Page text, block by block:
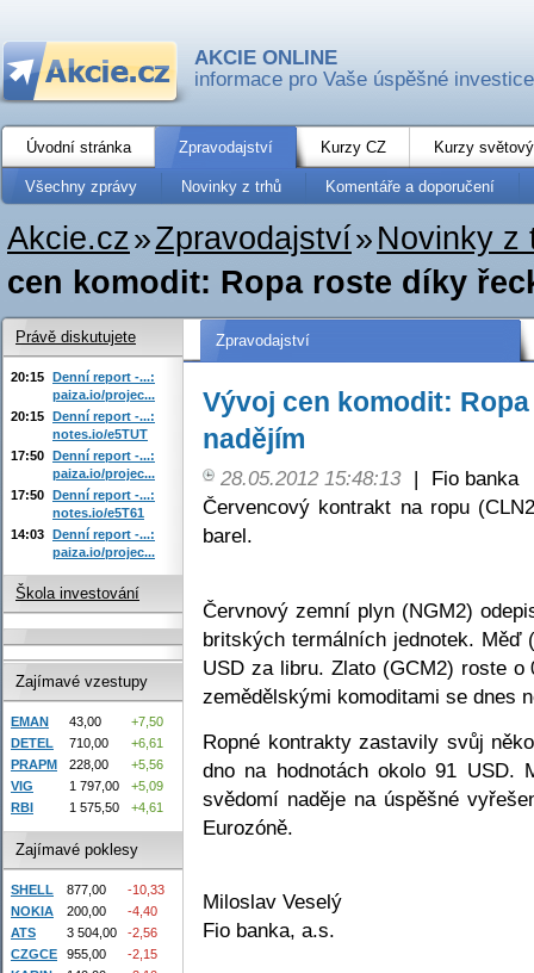
AKCIE ONLINE
informace pro Vaše úspěšné investice
Úvodní stránka Zpravodajství Kurzy CZ Kurzy
Všechny zprávy Novinky z trhů Komentáře a doporučení
Akcie.cz»Zpravodajství» Novinky z
cen komodit: Ropa roste díky
Zpravodajství
Vývoj cen komodit:
nadějím
28.05.2012 15:48:13 |
Fio banka
Červencový kontrakt na ropu
barel.
Červnový zemní plyn (NGM2)
britských termálních jednotek. Měď
USD za libru. Zlato (GCM2) roste
zemědělskými komoditami se dnes
Ropné kontrakty zastavily svůj
dno na hodnotách okolo 91 USD.
svědomí naděje na úspěšné
Eurozóně.
Miloslav Veselý
Fio banka, a.s.
Právě diskutujete
20:15 Denní report -...:
paiza.io/projec...
20:15 Denní report -...:
notes.io/e5TUT
17:50 Denní report -...:
paiza.io/projec...
17:50 Denní report -...:
notes.io/e5T61
14:03 Denní report -...:
paiza.io/projec...
Škola investování
Zajímavé vzestupy
EMAN 43,00
+7,50
DETEL
710,00
+6,61
PRAPM
228,00
+5,56
VIG
1 797,00
+5,09
RBI
1 575,50 +4,61
Zajímavé poklesy
SHELL 877,00
-10,33
NOKIA
200,00
-4,40
ATS
3 504,00
-2,56
CZGCE
955,00
-2,15